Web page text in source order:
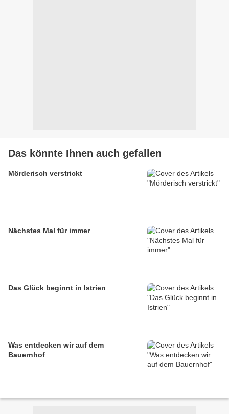
Das könnte Ihnen auch gefallen
Mörderisch verstrickt
Nächstes Mal für immer
Das Glück beginnt in Istrien
Was entdecken wir auf dem
Bauernhof